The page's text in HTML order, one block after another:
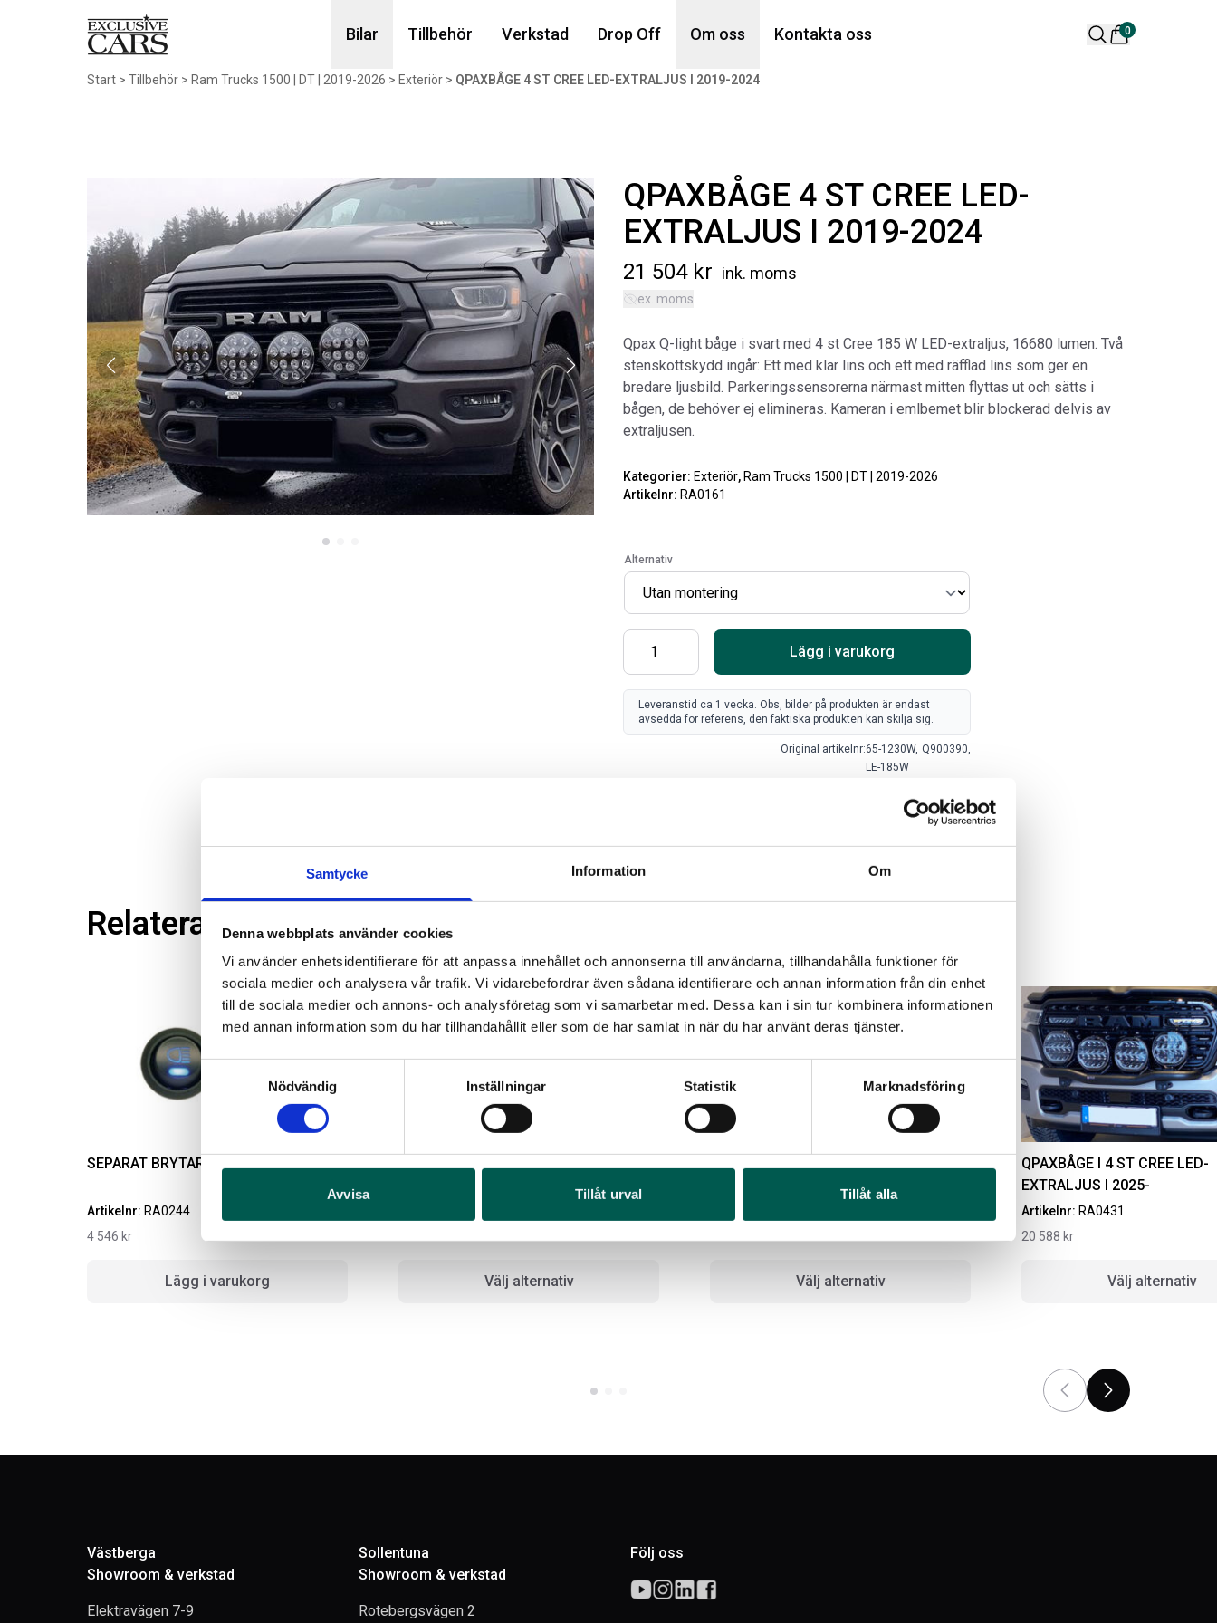
Samtycke Information Om
Denna webbplats använder cookies
Vi använder enhetsidentifierare för att anpassa innehållet och annonserna till användarna, tillhandahålla funktioner för
sociala medier och analysera vår trafik. Vi vidarebefordrar även sådana identifierare och annan information från din enhet
till de sociala medier och annons- och analysföretag som vi samarbetar med. Dessa kan i sin tur kombinera informationen
med annan information som du har tillhandahållit eller som de har samlat in när du har använt deras tjänster.
Samtyckesval
Nödvändig
Inställningar Statistik Marknadsföring
Avvisa Tillåt urval Tillåt alla
Bilar Tillbehör Verkstad Drop Off Om oss Kontakta oss 0
Din varukorg är tom
Artikelnr:RA0261
5 665kr
Välj alternativ
CREWCAB
Artikelnr:RA0004
4 698kr
SVARTA RAM EMBLEM I
FRAMDÖRRAR
Artikelnr:RA0109
Välj alternativ
RAMBOX KIT
Välj alternativ
ORIGINAL GUMMIMATTOR
FRAM OCH BAK CREWCAB
I 14-24
Artikelnr:DO0161
Lägg i varukorg
Start > Tillbehör > Ram Trucks 1500 | DT | 2019-2026 > Exteriör > QPAXBÅGE 4 ST CREE LED-EXTRALJUS I 2019-2024
QPAXBÅGE 4 ST CREE LED-
EXTRALJUS I 2019-2024
21 504 kr ink. moms
ex. moms
Qpax Q-light båge i svart med 4 st Cree 185 W LED-extraljus, 16680 lumen. Två
stenskottskydd ingår: Ett med klar lins och ett med räfflad lins som ger en
bredare ljusbild. Parkeringssensorerna närmast mitten flyttas ut och sätts i
bågen, de behöver ej elimineras. Kameran i emlbemet blir blockerad delvis av
extraljusen.
Kategorier: Exteriör, Ram Trucks 1500 | DT | 2019-2026
Artikelnr: RA0161
Alternativ
Lägg i varukorg
Leveranstid ca 1 vecka. Obs, bilder på produkten är endast
avsedda för referens, den faktiska produkten kan skilja sig.
Original artikelnr:65-1230W, Q900390,
LE-185W
Relaterade produkter
SEPARAT BRYTARE EXTRALJUS
Artikelnr: RA0244
4 546 kr
Lägg i varukorg
QPAXBÅGE I 4 ST LAZER LINEAR ELITE
Välj alternativ
QPAXBÅGE 4 ST CREE LED-EXTRALJUS
Välj alternativ
QPAXBÅGE I 4 ST CREE LED-
EXTRALJUS I 2025-
Artikelnr: RA0431
20 588 kr
Välj alternativ
Västberga
Showroom & verkstad
Elektravägen 7-9
Sollentuna
Showroom & verkstad
Rotebergsvägen 2
Följ oss